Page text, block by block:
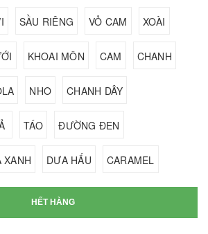
SẦU RIÊNG VỎ CAM XOÀI
KHOAI MÔN CAM CHANH
NHO CHANH DÂY
TÁO ĐƯỜNG ĐEN
XANH DƯA HẤU CARAMEL
HẾT HÀNG